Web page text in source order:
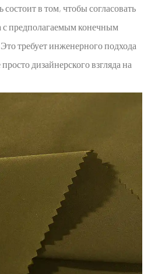
в том, чтобы согласовать
с предполагаемым конечным
требует инженерного подхода
дизайнерского взгляда на